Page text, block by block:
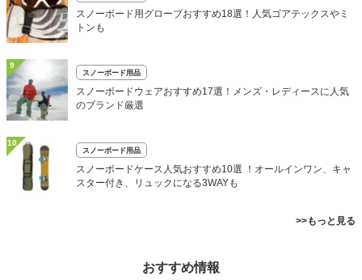
スノーボード用グローブおすすめ18選！人気ゴアテックスやミ
トンも
9
スノーボード用品
スノーボードウェアおすすめ17選！メンズ・レディースに人気
のブランド厳選
10
スノーボード用品
スノーボードケース人気おすすめ10選 ！オールインワン、キャ
スター付き、リュックになる3WAYも
>>もっと見る
おすすめ情報